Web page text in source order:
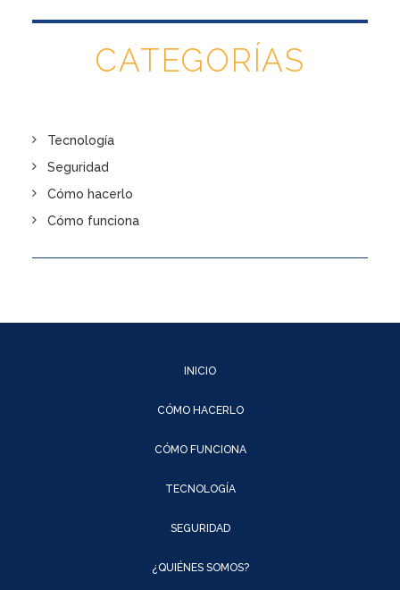
CATEGORÍAS
Tecnología
Seguridad
Cómo hacerlo
Cómo funciona
INICIO
CÓMO HACERLO
CÓMO FUNCIONA
TECNOLOGÍA
SEGURIDAD
¿QUIÉNES SOMOS?